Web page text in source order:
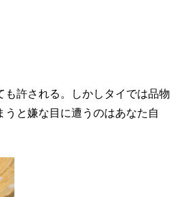
許される。しかしタイでは品物
と嫌な目に遭うのはあなた自